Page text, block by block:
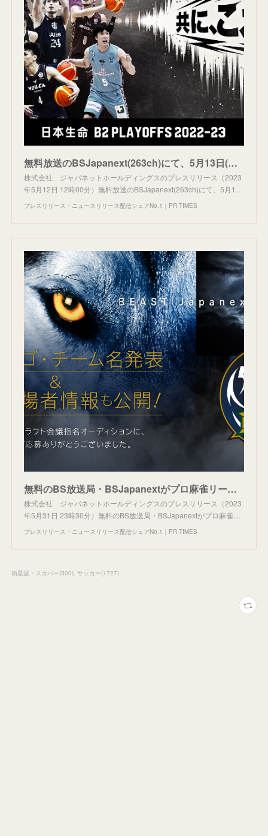
無料放送のBSJapanext(263ch)にて、5月13日(土)より「日本生命 B2 PLAYOFFS 2022-23 SEMI FINALS アルティーリ千葉 vs 長崎ヴェルカ」の戦いを生中継！
株式会社 ジャパネットホールディングスのプレスリリース（2023
年5月12日 12時00分）無料放送のBSJapanext(263ch)にて、5月1…
プレスリリース・ニュースリリース配信シェアNo.1｜PR TIMES
無料のBS放送局・BSJapanextがプロ麻雀リーグ「Mリーグ」に参戦！チーム名は「BEAST Japanext」！
株式会社 ジャパネットホールディングスのプレスリリース（2023
年5月31日 23時30分）無料のBS放送局・BSJapanextがプロ麻雀…
プレスリリース・ニュースリリース配信シェアNo.1｜PR TIMES
衛星波・スカパー(500) サッカー(1727)